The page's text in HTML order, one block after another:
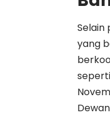
Selain
yang